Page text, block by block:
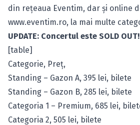
din reţeaua Eventim, dar şi online
www.eventim.ro, la mai multe
UPDATE: Concertul este SOLD OUT!
[table]
Categorie, Preţ,
Standing – Gazon A, 395 lei, bilete
Standing – Gazon B, 285 lei, bilete
Categoria 1 – Premium, 685 lei,
Categoria 2, 505 lei, bilete